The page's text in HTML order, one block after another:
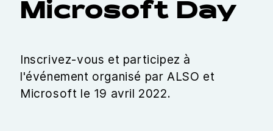
Microsoft Day
Inscrivez-vous et participez à
l'événement organisé par ALSO et
Microsoft le 19 avril 2022.